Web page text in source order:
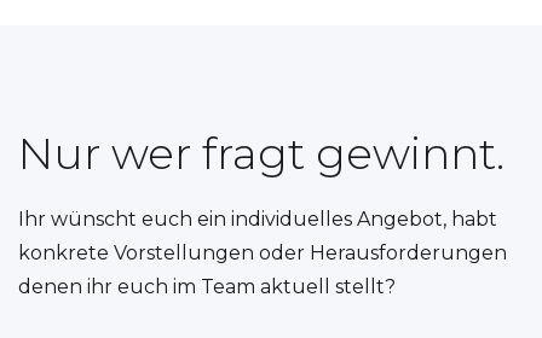
Nur wer fragt gewinnt.
Ihr wünscht euch ein individuelles Angebot, habt
konkrete Vorstellungen oder Herausforderungen
denen ihr euch im Team aktuell stellt?